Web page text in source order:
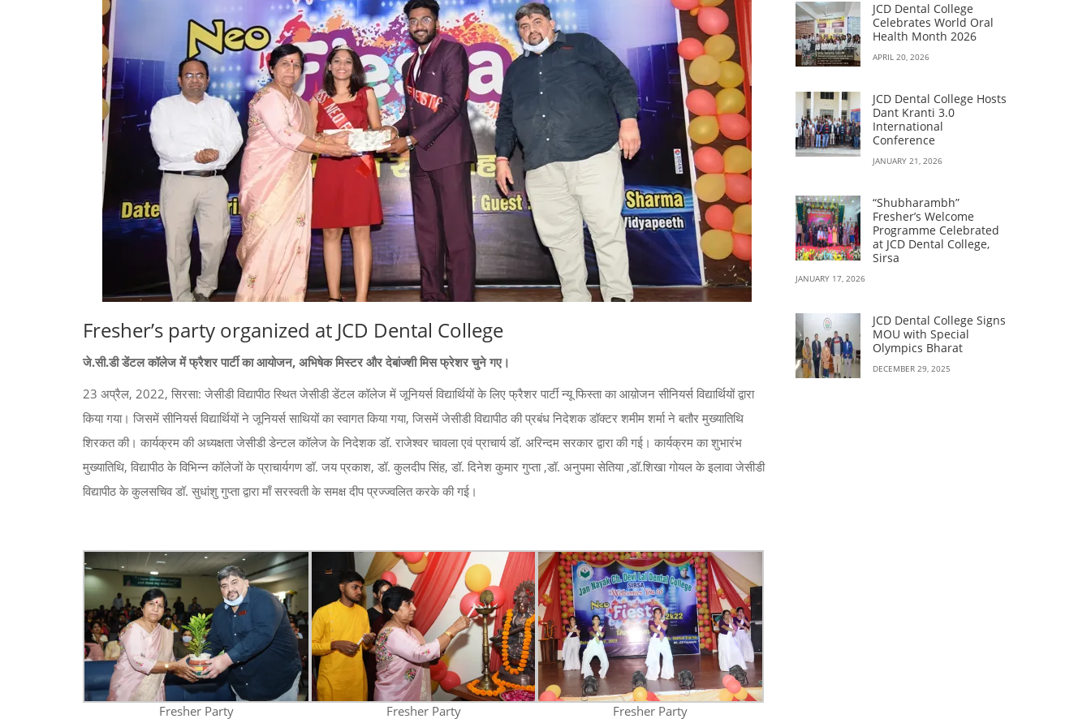
Fresher’s party organized at JCD Dental College
जे.सी.डी डेंटल कॉलेज में फ्रैशर पार्टी का आयोजन, अभिषेक मिस्टर और देबांज्शी मिस फ्रेशर चुने गए।
23 अप्रैल, 2022, सिरसा: जेसीडी विद्यापीठ स्थित जेसीडी डेंटल कॉलेज में जूनियर्स विद्यार्थियों के लिए फ्रैशर पार्टी न्यू फिस्ता का आय़ोजन सीनियर्स विद्यार्थियों द्वारा
किया गया। जिसमें सीनियर्स विद्यार्थियों ने जूनियर्स साथियों का स्वागत किया गया, जिसमें जेसीडी विद्यापीठ की प्रबंध निदेशक डॉक्टर शमीम शर्मा ने बतौर मुख्यातिथि
शिरकत की। कार्यक्रम की अध्यक्षता जेसीडी डेन्टल कॉलेज के निदेशक डॉ. राजेश्वर चावला एवं प्राचार्य डॉ. अरिन्दम सरकार द्वारा की गई। कार्यक्रम का शुभारंभ
मुख्यातिथि, विद्यापीठ के विभिन्न कॉलेजों के प्राचार्यगण डॉ. जय प्रकाश, डॉ. कुलदीप सिंह, डॉ. दिनेश कुमार गुप्ता ,डॉ. अनुपमा सेतिया ,डॉ.शिखा गोयल के इलावा जेसीडी
विद्यापीठ के कुलसचिव डॉ. सुधांशु गुप्ता द्वारा माँ सरस्वती के समक्ष दीप प्रज्ज्वलित करके की गई।
Fresher Party Fresher Party Fresher Party
JCD Dental College
Celebrates World Oral
Health Month 2026
APRIL 20, 2026
JCD Dental College Hosts
Dant Kranti 3.0
International
Conference
JANUARY 21, 2026
“Shubharambh”
Fresher’s Welcome
Programme Celebrated
at JCD Dental College,
Sirsa
JANUARY 17, 2026
JCD Dental College Signs
MOU with Special
Olympics Bharat
DECEMBER 29, 2025